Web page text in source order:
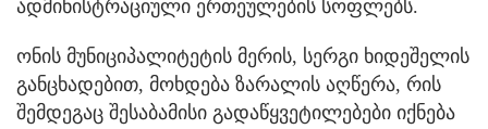
ადმინისტრაციული ერთეულების სოფლებს.
ონის მუნიციპალიტეტის მერის, სერგი ხიდეშელის
განცხადებით, მოხდება ზარალის აღწერა, რის
შემდეგაც შესაბამისი გადაწყვეტილებები იქნება